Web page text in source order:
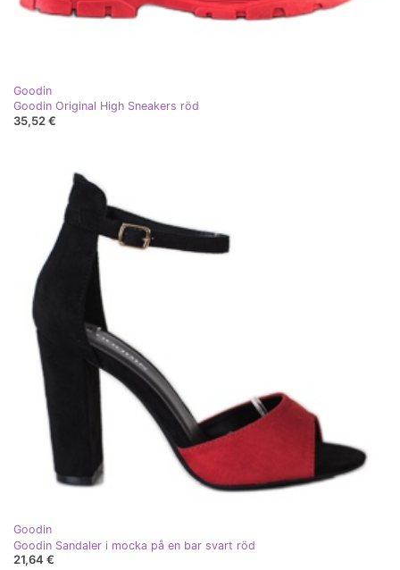
Goodin
Goodin Original High Sneakers röd
35,52 €
Goodin
Goodin Sandaler i mocka på en bar svart röd
21,64 €